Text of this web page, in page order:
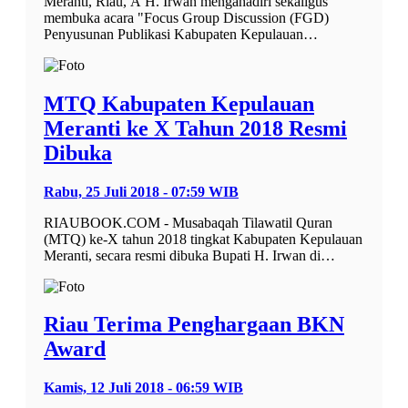
membuka acara "Focus Group Discussion (FGD)
Penyusunan Publikasi Kabupaten Kepulauan…
MTQ Kabupaten Kepulauan
Meranti ke X Tahun 2018 Resmi
Dibuka
Rabu, 25 Juli 2018 - 07:59 WIB
RIAUBOOK.COM - Musabaqah Tilawatil Quran
(MTQ) ke-X tahun 2018 tingkat Kabupaten Kepulauan
Meranti, secara resmi dibuka Bupati H. Irwan di…
Riau Terima Penghargaan BKN
Award
Kamis, 12 Juli 2018 - 06:59 WIB